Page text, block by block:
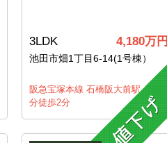
3LDK 4,180万円
池田市畑1丁目6-14(1号棟）
阪急宝塚本線 石橋阪大前駅 バス7
分徒歩2分